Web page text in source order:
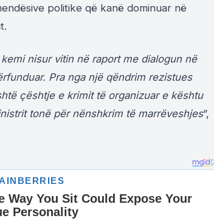
politike që kanë dominuar në
nisur vitin në raport me dialogun në
Pra nga një qëndrim rezistues
çështje e krimit të organizuar e kështu
tonë për nënshkrim të marrëveshjes”,